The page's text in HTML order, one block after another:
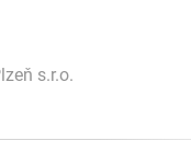
s.r.o.